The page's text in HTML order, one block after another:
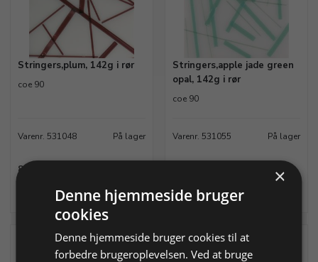
Stringers,plum, 142g i rør
coe 90
Varenr. 531048 På lager
89,87 DKK
Info Læg i kurv
Stringers,apple jade green
opal, 142g i rør
coe 90
Varenr. 531055 På lager
Info
×
Denne hjemmeside bruger
cookies
Denne hjemmeside bruger cookies til at
forbedre brugeroplevelsen. Ved at bruge